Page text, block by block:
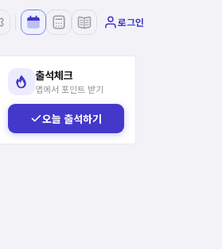
로그인
출석체크
앱에서 포인트 받기
오늘 출석하기